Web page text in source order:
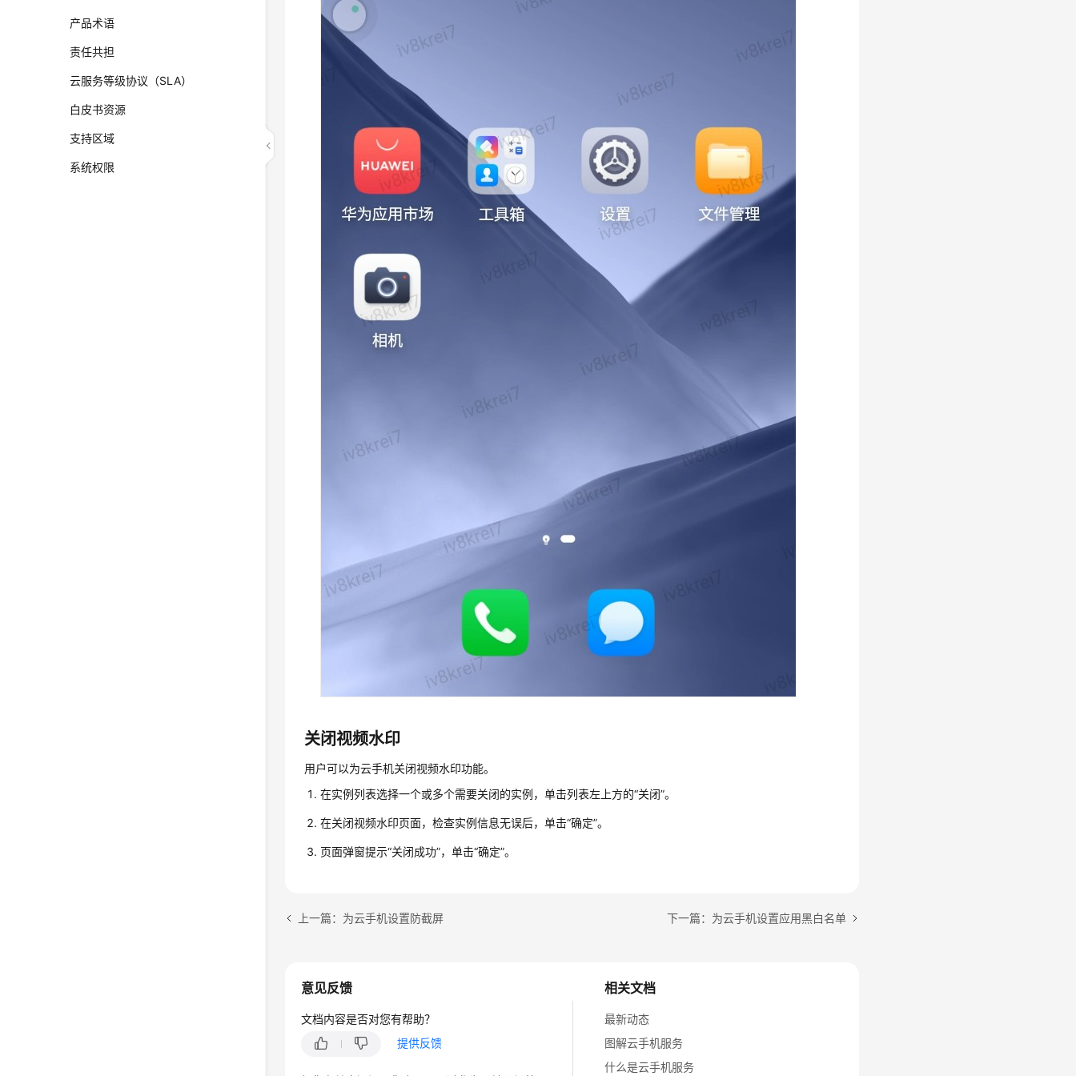
产品术语
责任共担
云服务等级协议（SLA）
白皮书资源
支持区域
系统权限
关闭视频水印
用户可以为云手机关闭视频水印功能。
在实例列表选择一个或多个需要关闭的实例，单击列表左上方的“关闭”。
在关闭视频水印页面，检查实例信息无误后，单击“确定”。
页面弹窗提示“关闭成功”，单击“确定”。
上一篇：为云手机设置防截屏 下一篇：为云手机设置应用黑白名单
相关文档
最新动态
图解云手机服务
什么是云手机服务
意见反馈
文档内容是否对您有帮助？
提供反馈